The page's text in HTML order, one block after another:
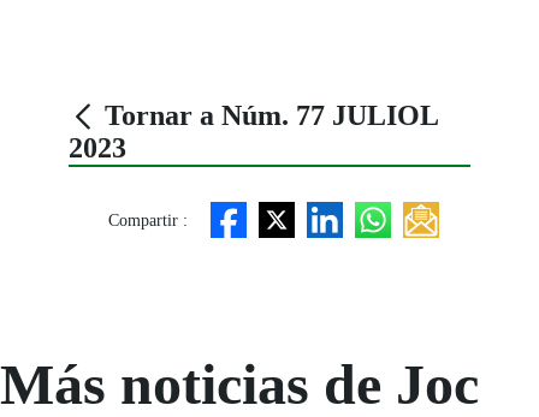
Tornar a Núm. 77 JULIOL
2023
Compartir :
Más noticias de Joc